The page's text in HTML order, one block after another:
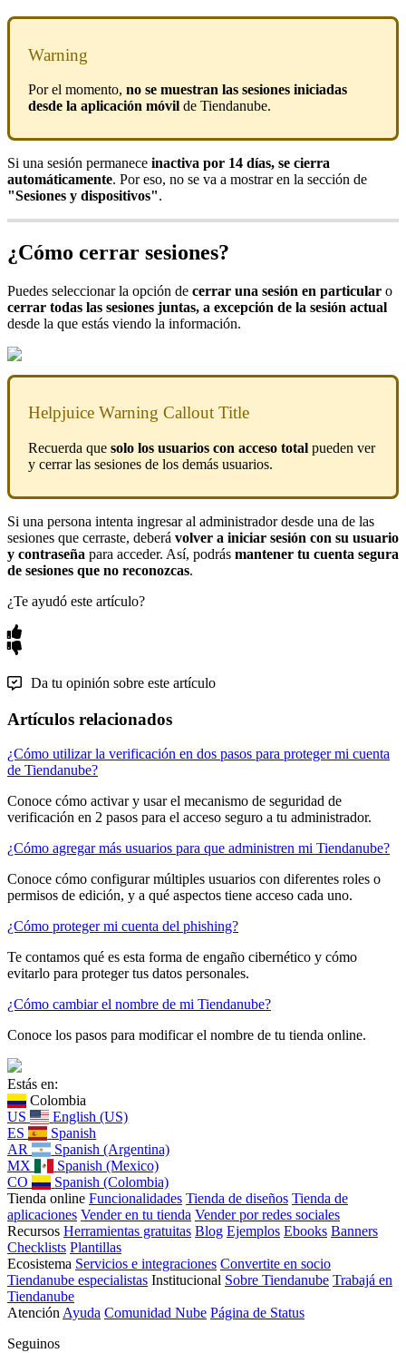
Warning
Por el momento, no se muestran las sesiones iniciadas
desde la aplicación móvil de Tiendanube.
Si una sesión permanece inactiva por 14 días, se cierra
automáticamente. Por eso, no se va a mostrar en la sección de
"Sesiones y dispositivos".
¿Cómo cerrar sesiones?
Puedes seleccionar la opción de cerrar una sesión en particular o
cerrar todas las sesiones juntas, a excepción de la sesión actual
desde la que estás viendo la información.
Helpjuice Warning Callout Title
Recuerda que solo los usuarios con acceso total pueden ver
y cerrar las sesiones de los demás usuarios.
Si una persona intenta ingresar al administrador desde una de las
sesiones que cerraste, deberá volver a iniciar sesión con su usuario
y contraseña para acceder. Así, podrás mantener tu cuenta segura
de sesiones que no reconozcas.
¿Te ayudó este artículo?
Da tu opinión sobre este artículo
Artículos relacionados
¿Cómo utilizar la verificación en dos pasos para proteger mi cuenta
de Tiendanube?
Conoce cómo activar y usar el mecanismo de seguridad de
verificación en 2 pasos para el acceso seguro a tu administrador.
¿Cómo agregar más usuarios para que administren mi Tiendanube?
Conoce cómo configurar múltiples usuarios con diferentes roles o
permisos de edición, y a qué aspectos tiene acceso cada uno.
¿Cómo proteger mi cuenta del phishing?
Te contamos qué es esta forma de engaño cibernético y cómo
evitarlo para proteger tus datos personales.
¿Cómo cambiar el nombre de mi Tiendanube?
Conoce los pasos para modificar el nombre de tu tienda online.
Estás en:
Colombia
US
English (US)
ES
Spanish
AR
Spanish (Argentina)
MX
Spanish (Mexico)
CO
Spanish (Colombia)
Tienda online Funcionalidades Tienda de diseños Tienda de
aplicaciones Vender en tu tienda Vender por redes sociales
Recursos Herramientas gratuitas Blog Ejemplos Ebooks Banners
Checklists Plantillas
Ecosistema Servicios e integraciones Convertite en socio
Tiendanube especialistas Institucional Sobre Tiendanube Trabajá en
Tiendanube
Atención Ayuda Comunidad Nube Página de Status
Seguinos